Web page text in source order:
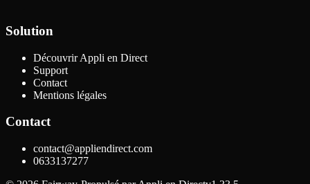
Solution
Découvrir Appli en Direct
Support
Contact
Mentions légales
Contact
contact@appliendirect.com
0633137277